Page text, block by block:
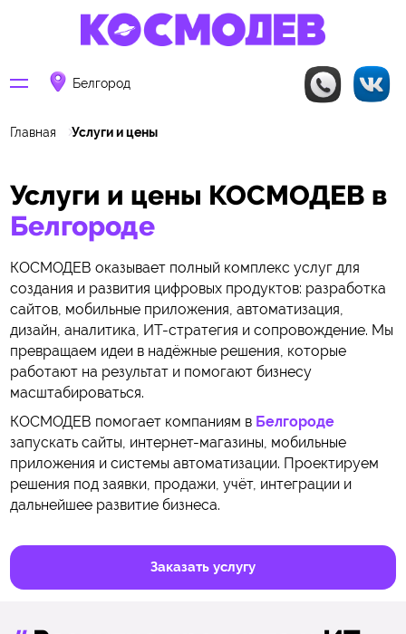
Белгород
Главная Услуги и цены
Услуги и цены КОСМОДЕВ в
Белгороде
КОСМОДЕВ оказывает полный комплекс услуг для
создания и развития цифровых продуктов: разработка
сайтов, мобильные приложения, автоматизация,
дизайн, аналитика, ИТ-стратегия и сопровождение. Мы
превращаем идеи в надёжные решения, которые
работают на результат и помогают бизнесу
масштабироваться.
КОСМОДЕВ помогает компаниям в Белгороде
запускать сайты, интернет-магазины, мобильные
приложения и системы автоматизации. Проектируем
решения под заявки, продажи, учёт, интеграции и
дальнейшее развитие бизнеса.
Заказать услугу